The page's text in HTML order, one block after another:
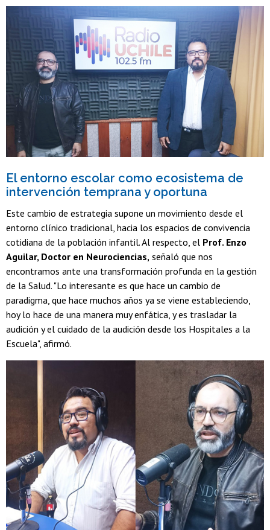
El entorno escolar como ecosistema de
intervención temprana y oportuna
Este cambio de estrategia supone un movimiento desde el
entorno clínico tradicional, hacia los espacios de convivencia
cotidiana de la población infantil. Al respecto, el Prof. Enzo
Aguilar, Doctor en Neurociencias, señaló que nos
encontramos ante una transformación profunda en la gestión
de la Salud. "Lo interesante es que hace un cambio de
paradigma, que hace muchos años ya se viene estableciendo,
hoy lo hace de una manera muy enfática, y es trasladar la
audición y el cuidado de la audición desde los Hospitales a la
Escuela", afirmó.